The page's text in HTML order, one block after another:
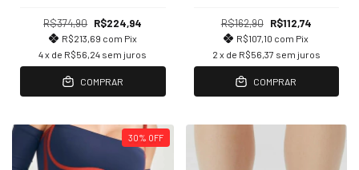
R$374,90 R$224,94
R$213,69 com Pix
4x de R$56,24 sem juros
COMPRAR
R$162,90 R$112,74
R$107,10 com Pix
2 x de R$56,37 sem juros
COMPRAR
30% OFF